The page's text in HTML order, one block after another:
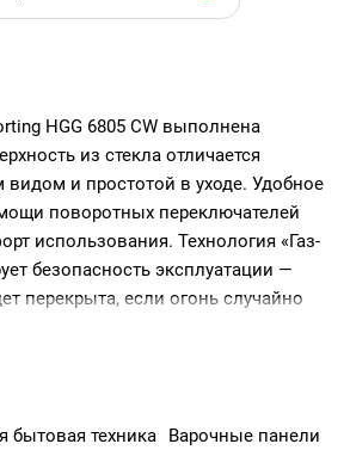
HGG 6805 CW выполнена
из стекла отличается
и простотой в уходе. Удобное
поворотных переключателей
использования. Технология «Газ-
безопасность эксплуатации —
перекрыта, если огонь случайно
контроль
бытовая техника Варочные панели